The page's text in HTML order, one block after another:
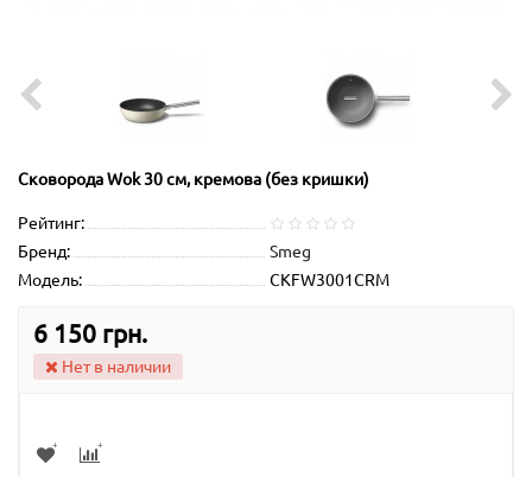
Сковорода Wok 30 см, кремова (без кришки)
Рейтинг:
Бренд:
Smeg
Модель:
CKFW3001CRM
6 150 грн.
Нет в наличии